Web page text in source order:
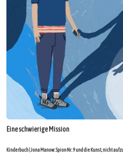
Eine schwierige Mission
Kinderbuch | Jona Manow: Spion Nr. 9 und die Kunst, nicht